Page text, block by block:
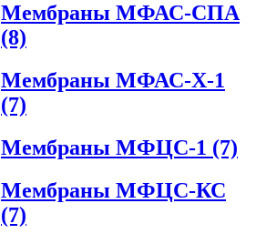
Мембраны МФАС-СПА
(8)
Мембраны МФАС-Х-1
(7)
Мембраны МФЦС-1 (7)
Мембраны МФЦС-КС
(7)